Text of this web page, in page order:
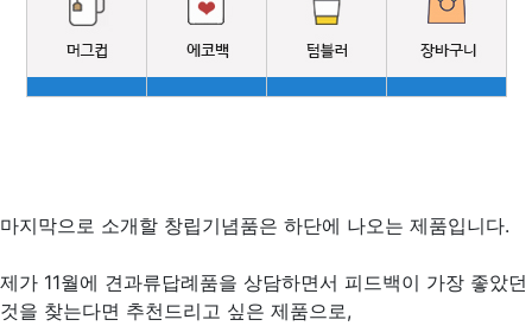
마지막으로 소개할 창립기념품은 하단에 나오는 제품입니다.
제가 11월에 견과류답례품을 상담하면서 피드백이 가장 좋았던
것을 찾는다면 추천드리고 싶은 제품으로,